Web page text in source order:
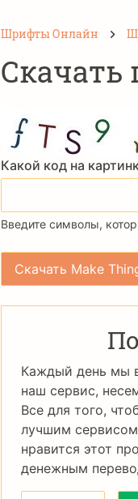
Шрифты Онлайн
Скачать
Какой код на
Введите символы,
Каждый день мы
наш сервис,
Все для того,
лучшим
нравится этот
денежным